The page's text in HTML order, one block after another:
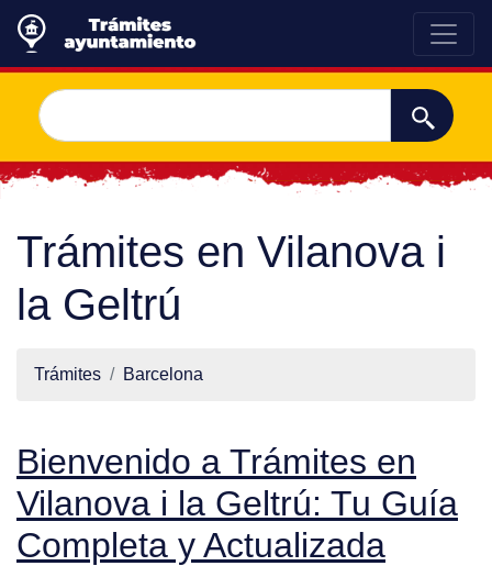
Trámites en Vilanova i
la Geltrú
Trámites Barcelona
Bienvenido a Trámites en
Vilanova i la Geltrú: Tu Guía
Completa y Actualizada